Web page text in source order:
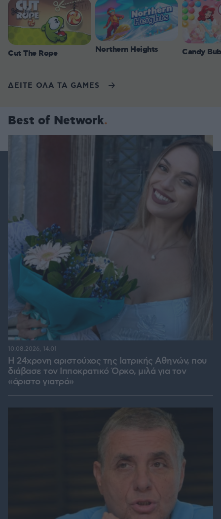
Cut The Rope Northern Heights Candy
ΔΕΙΤΕ ΟΛΑ ΤΑ GAMES
Best of Network
Η 24χρονη αριστούχος της Ιατρικής Αθηνών, που
διάβασε τον Ιπποκρατικό Όρκο, μιλά για τον
«άριστο γιατρό»
10.08.2026, 14:01